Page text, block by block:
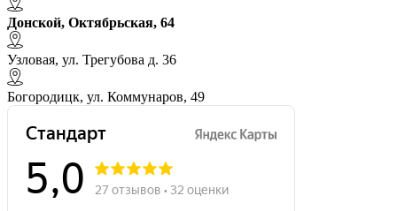
Донской, Октябрьская, 64
Узловая, ул. Трегубова д. 36
Богородицк, ул. Коммунаров, 49